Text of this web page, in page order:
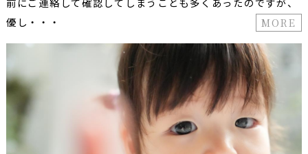
優し・・・
MORE